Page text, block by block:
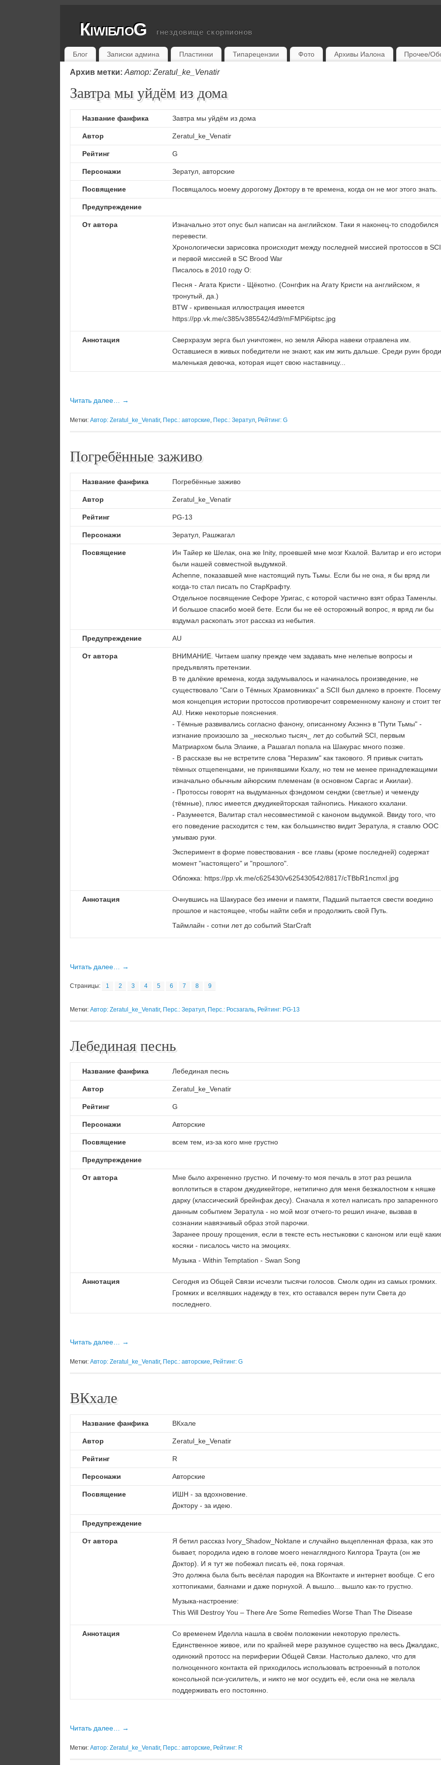
КiwiблоG гнездовище скорпионов
Блог Записки админа Пластинки Типарецензии Фото Архивы Иалона Прочее/
Архив метки: Автор: Zeratul_ke_Venatir
Завтра мы уйдём из дома
Название фанфика Завтра мы уйдём из дома
Автор Zeratul_ke_Venatir
Рейтинг G
Персонажи Зератул, авторские
Посвящение Посвящалось моему дорогому Доктору в те времена, когда он не мог этого знать.
Предупреждение
От автора
Изначально этот опус был написан на английском. Таки я наконец-то сподобился
перевести.
Хронологически зарисовка происходит между последней миссией протоссов в SCI
и первой миссией в SC Brood War
Писалось в 2010 году О:
Песня - Агата Кристи - Щёкотно. (Сонгфик на Агату Кристи на английском, я
тронутый, да.)
BTW - кривенькая иллюстрация имеется
https://pp.vk.me/c385/v385542/4d9/mFMPi6iptsc.jpg
Аннотация
Сверхразум зерга был уничтожен, но земля Айюра навеки отравлена им.
Оставшиеся в живых победители не знают, как им жить дальше. Среди руин
маленькая девочка, которая ищет свою наставницу...
Читать далее… →
Метки: Автор: Zeratul_ke_Venatir, Перс.: авторские Перс.: Зератул Рейтинг: G
Погребённые заживо
Название фанфика Погребённые заживо
Автор Zeratul_ke_Venatir
Рейтинг PG-13
Персонажи Зератул, Рашжагал
Посвящение
Ин Тайер ке Шелак, она же Inity, проевшей мне мозг Кхалой. Валитар и его
были нашей совместной выдумкой.
Achenne, показавшей мне настоящий путь Тьмы. Если бы не она, я бы вряд ли
когда-то стал писать по СтарКрафту.
Отдельное посвящение Сефоре Уригас, с которой частично взят образ Таменлы.
И большое спасибо моей бете. Если бы не её осторожный вопрос, я вряд ли бы
вздумал раскопать этот рассказ из небытия.
Предупреждение AU
От автора
ВНИМАНИЕ. Читаем шапку прежде чем задавать мне нелепые вопросы и
предъявлять претензии.
В те далёкие времена, когда задумывалось и начиналось произведение, не
существовало "Саги о Тёмных Храмовниках" а SCII был далеко в проекте. Посему
моя концепция истории протоссов противоречит современному канону и стоит тег
AU. Ниже некоторые пояснения.
- Тёмные развивались согласно фанону, описанному Ахэннэ в "Пути Тьмы" -
изгнание произошло за _несколько тысяч_ лет до событий SCI, первым
Матриархом была Элаике, а Рашагал попала на Шакурас много позже.
- В рассказе вы не встретите слова "Неразим" как такового. Я привык считать
тёмных отщепенцами, не принявшими Кхалу, но тем не менее принадлежащими
изначально обычным айюрским племенам (в основном Саргас и Акилаи).
- Протоссы говорят на выдуманных фэндомом сенджи (светлые) и чеменду
(тёмные), плюс имеется джудикейторская тайнопись. Никакого кхалани.
- Разумеется, Валитар стал несовместимой с каноном выдумкой. Ввиду того, что
его поведение расходится с тем, как большинство видит Зератула, я ставлю ООС
умываю руки.
Эксперимент в форме повествования - все главы (кроме последней) содержат
момент "настоящего" и "прошлого".
Обложка: https://pp.vk.me/c625430/v625430542/8817/cTBbR1ncmxI.jpg
Аннотация
Очнувшись на Шакурасе без имени и памяти, Падший пытается свести воедино
прошлое и настоящее, чтобы найти себя и продолжить свой Путь.
Таймлайн - сотни лет до событий StarCraft
Читать далее… →
Страницы: 1 2 3 4 5 6 7 8 9
Метки: Автор: Zeratul_ke_Venatir, Перс.: Зератул Перс.: Росзагаль Рейтинг: PG-13
Лебединая песнь
Название фанфика Лебединая песнь
Автор Zeratul_ke_Venatir
Рейтинг G
Персонажи Авторские
Посвящение всем тем, из-за кого мне грустно
Предупреждение
От автора
Мне было ахрененно грустно. И почему-то моя печаль в этот раз решила
воплотиться в старом джудикейторе, нетипично для меня безжалостном к няшке
дарку (классический брейнфак десу). Сначала я хотел написать про запаренного
данным событием Зератула - но мой мозг отчего-то решил иначе, вызвав в
сознании навязчивый образ этой парочки.
Заранее прошу прощения, если в тексте есть нестыковки с каноном или ещё
косяки - писалось чисто на эмоциях.
Музыка - Within Temptation - Swan Song
Аннотация
Сегодня из Общей Связи исчезли тысячи голосов. Смолк один из самых громких.
Громких и вселявших надежду в тех, кто оставался верен пути Света до
последнего.
Читать далее… →
Метки: Автор: Zeratul_ke_Venatir, Перс.: авторские Рейтинг: G
ВКхале
Название фанфика ВКхале
Автор Zeratul_ke_Venatir
Рейтинг R
Персонажи Авторские
Посвящение
ИШН - за вдохновение.
Доктору - за идею.
Предупреждение
От автора
Я бетил рассказ Ivory_Shadow_Noktane и случайно выцепленная фраза, как это
бывает, породила идею в голове моего ненаглядного Килгора Траута (он же
Доктор). И я тут же побежал писать её, пока горячая.
Это должна была быть весёлая пародия на ВКонтакте и интернет вообще. С его
хоттопиками, баянами и даже порнухой. А вышло... вышло как-то грустно.
Музыка-настроение:
This Will Destroy You – There Are Some Remedies Worse Than The Disease
Аннотация
Со временем Иделла нашла в своём положении некоторую прелесть.
Единственное живое, или по крайней мере разумное существо на весь Джалдакс,
одинокий протосс на периферии Общей Связи. Настолько далеко, что для
полноценного контакта ей приходилось использовать встроенный в потолок
консольной пси-усилитель, и никто не мог осудить её, если она не желала
поддерживать его постоянно.
Читать далее… →
Метки: Автор: Zeratul_ke_Venatir, Перс.: авторские Рейтинг: R